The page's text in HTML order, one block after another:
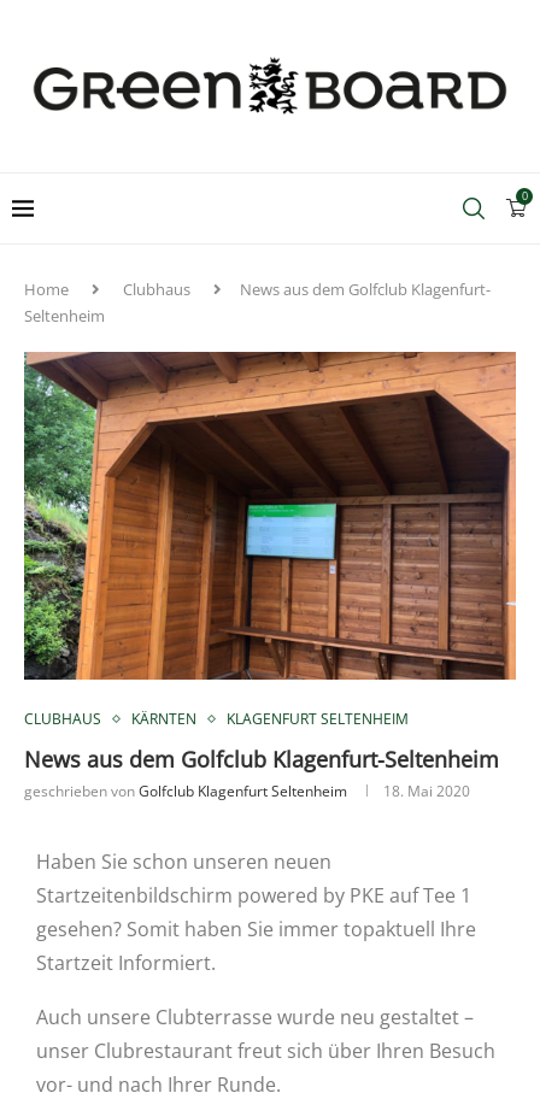
0
Home Clubhaus
News aus dem Golfclub Klagenfurt-
Seltenheim
CLUBHAUS KÄRNTEN KLAGENFURT SELTENHEIM
News aus dem Golfclub Klagenfurt-Seltenheim
geschrieben vonGolfclub Klagenfurt Seltenheim 18. Mai 2020
Haben Sie schon unseren neuen
Startzeitenbildschirm powered by PKE auf Tee 1
gesehen? Somit haben Sie immer topaktuell Ihre
Startzeit Informiert.
Auch unsere Clubterrasse wurde neu gestaltet –
unser Clubrestaurant freut sich über Ihren Besuch
vor- und nach Ihrer Runde.